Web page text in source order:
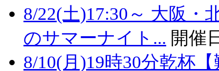
8/22(土)17:30～ 大阪
のサマーナイト... 開催
8/10(月)19時30分乾杯